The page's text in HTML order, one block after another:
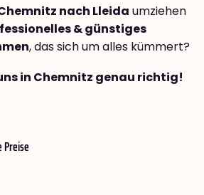
nach Lleida umziehen
& günstiges
, das sich um alles kümmert?
in Chemnitz genau richtig!